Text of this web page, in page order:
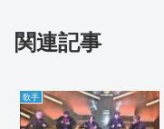
関連記事
歌手